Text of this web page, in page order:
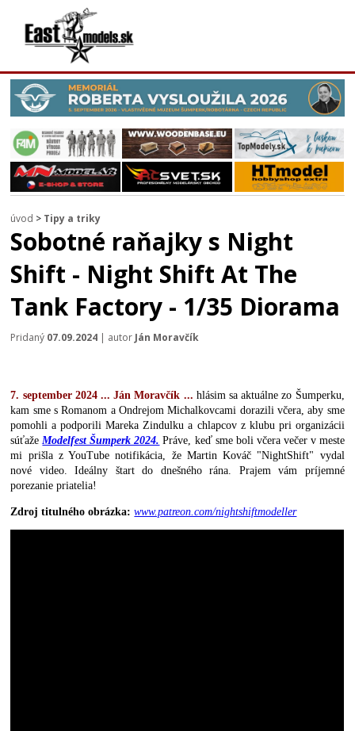
úvod > Tipy a triky
Sobotné raňajky s Night
Shift - Night Shift At The
Tank Factory - 1/35 Diorama
Pridaný 07.09.2024 | autorJán Moravčík
7. september 2024 ... Ján Moravčík ... hlásim sa aktuálne zo Šumperku,
kam sme s Romanom a Ondrejom Michalkovcami dorazili včera, aby sme
pomohli a podporili Mareka Zindulku a chlapcov z klubu pri organizácii
súťažeModelfest Šumperk 2024. Práve, keď sme boli včera večer v meste
mi prišla z YouTube notifikácia, že Martin Kováč "NightShift" vydal
nové video. Ideálny štart do dnešného rána. Prajem vám príjemné
porezanie priatelia!
Zdroj titulného obrázka: www.patreon.com/nightshiftmodeller